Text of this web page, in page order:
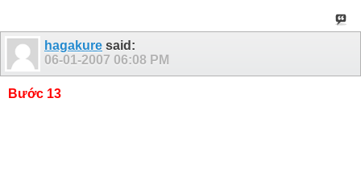
hagakure said:
06-01-2007 06:08 PM
Bước 13